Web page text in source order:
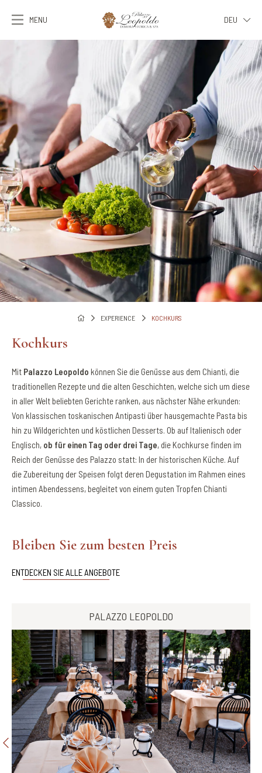
MENU
DEU
ENG
DEU
EXPERIENCE KOCHKURS
Kochkurs
Mit Palazzo Leopoldo können Sie die Genüsse aus dem Chianti, die
traditionellen Rezepte und die alten Geschichten, welche sich um diese
in aller Welt beliebten Gerichte ranken, aus nächster Nähe erkunden:
Von klassischen toskanischen Antipasti über hausgemachte Pasta bis
hin zu Wildgerichten und köstlichen Desserts. Ob auf Italienisch oder
Englisch, ob für einen Tag oder drei Tage, die Kochkurse finden im
Reich der Genüsse des Palazzo statt: In der historischen Küche. Auf
die Zubereitung der Speisen folgt deren Degustation im Rahmen eines
intimen Abendessens, begleitet von einem guten Tropfen Chianti
Classico.
Bleiben Sie zum besten Preis
ENTDECKEN SIE ALLE ANGEBOTE
PALAZZO LEOPOLDO